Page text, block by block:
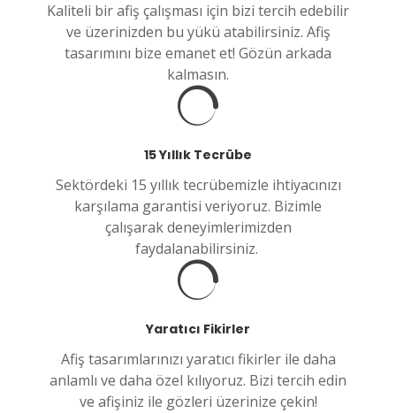
Kaliteli bir afiş çalışması için bizi tercih edebilir
ve üzerinizden bu yükü atabilirsiniz. Afiş
tasarımını bize emanet et! Gözün arkada
kalmasın.
15 Yıllık Tecrübe
Sektördeki 15 yıllık tecrübemizle ihtiyacınızı
karşılama garantisi veriyoruz. Bizimle
çalışarak deneyimlerimizden
faydalanabilirsiniz.
Yaratıcı Fikirler
Afiş tasarımlarınızı yaratıcı fikirler ile daha
anlamlı ve daha özel kılıyoruz. Bizi tercih edin
ve afişiniz ile gözleri üzerinize çekin!